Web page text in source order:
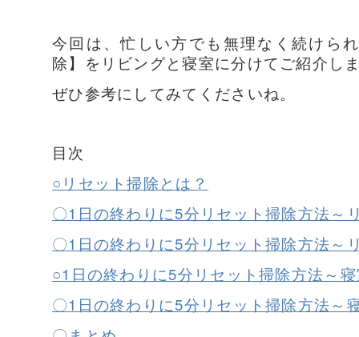
今回は、忙しい方でも無理なく続けら
除】をリビングと寝室に分けてご紹介し
ぜひ参考にしてみてくださいね。
目次
○リセット掃除とは？
〇1日の終わりに5分リセット掃除方法～
〇1日の終わりに5分リセット掃除方法～
○1日の終わりに5分リセット掃除方法～
〇1日の終わりに5分リセット掃除方法～